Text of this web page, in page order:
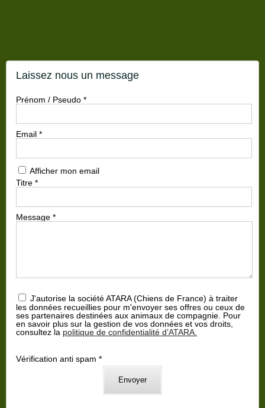
Laissez nous un message
Prénom / Pseudo *
Email *
Afficher mon email
Titre *
Message *
J'autorise la société ATARA (Chiens de France) à traiter
les données recueillies pour m'envoyer ses offres ou ceux de
ses partenaires destinées aux animaux de compagnie. Pour
en savoir plus sur la gestion de vos données et vos droits,
consultez la politique de confidentialité d’ATARA.
Vérification anti spam *